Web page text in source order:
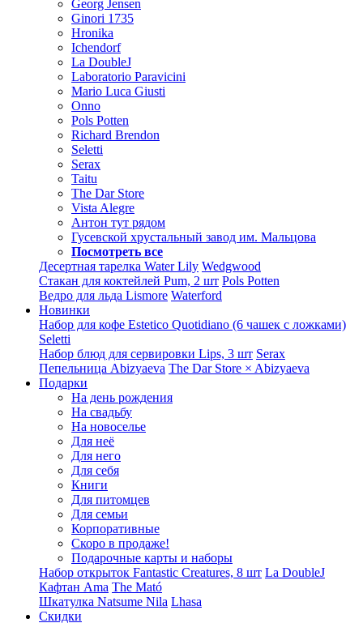
Georg Jensen
Ginori 1735
Hronika
Ichendorf
La DoubleJ
Laboratorio Paravicini
Mario Luca Giusti
Onno
Pols Potten
Richard Brendon
Seletti
Serax
Taitu
The Dar Store
Vista Alegre
Антон тут рядом
Гусевской хрустальный завод им. Мальцова
Посмотреть все
Десертная тарелка Water Lily Wedgwood
Стакан для коктейлей Pum, 2 шт Pols Potten
Ведро для льда Lismore Waterford
Новинки
Набор для кофе Estetico Quotidiano (6 чашек с ложками)
Seletti
Набор блюд для сервировки Lips, 3 шт Serax
Пепельница Abizyaeva The Dar Store × Abizyaeva
Подарки
На день рождения
На свадьбу
На новоселье
Для неё
Для него
Для себя
Книги
Для питомцев
Для семьи
Корпоративные
Скоро в продаже!
Подарочные карты и наборы
Набор открыток Fantastic Creatures, 8 шт La DoubleJ
Кафтан Ama The Mató
Шкатулка Natsume Nila Lhasa
Скидки